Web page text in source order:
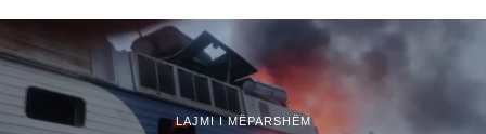
LAJMI I MËPARSHËM